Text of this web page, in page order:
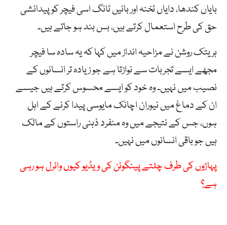
بایاں کندھا، دایاں ٹخنہ اور بائیں ٹانگ اسی فیچر کو پیدائشی
حق کی طرح استعمال کرتے ہیں، بس بند ہو جاتے ہیں۔
ہریتک روشن نے مزاحیہ انداز میں کہا کہ یہ سادہ سا فیچر
مجھے ایسے تجربات سے نوازتا ہے جو زیادہ تر انسانوں کے
نصیب میں نہیں۔ وہ خود کو ایسے محسوس کرتے ہیں جیسے
ان کے دماغ میں نیوران اچانک مایوسی پیدا کرنے کے اہل
ہوں، جس کے نتیجے میں وہ منفرد ذہنی راستوں کے مالک
ہیں جو باقی انسانوں میں نہیں۔
پہاڑوں کی طرف چلتے پینگوئن کی ویڈیو کیوں وائرل ہو رہی
ہے؟